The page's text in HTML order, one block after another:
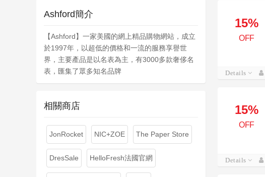
15%
OFF
Details
15%
OFF
Details
Ashford簡介
【Ashford】一家美國的網上精品購物網站，成立
於1997年，以超低的價格和一流的服務享譽世
界，主要產品是以名表為主，有3000多款奢侈名
表，匯集了眾多知名品牌
相關商店
JonRocket NIC+ZOE The Paper Store
DresSale HelloFresh法國官網